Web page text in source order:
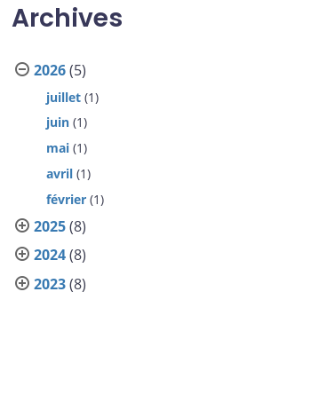
Archives
2026(5)
juillet (1)
juin (1)
mai (1)
avril (1)
février (1)
2025(8)
2024(8)
2023(8)